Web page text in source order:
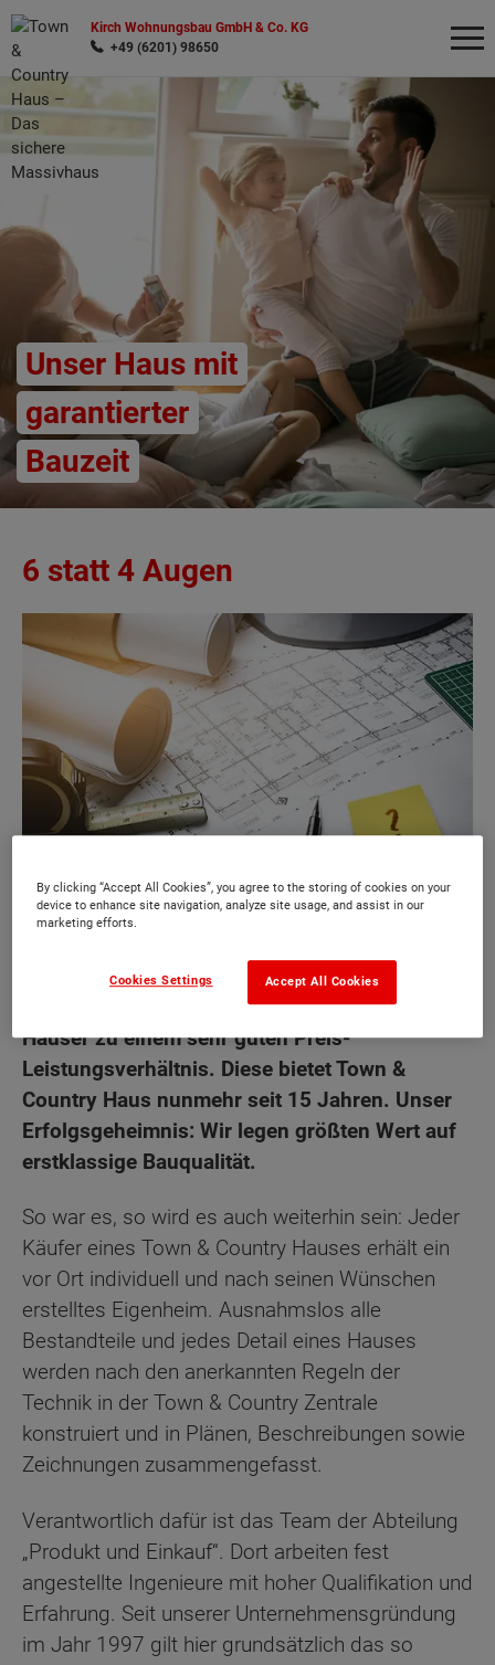
Kirch Wohnungsbau GmbH & Co. KG
+49 (6201) 98650
Unser Haus mit
garantierter
Bauzeit
6 statt 4 Augen
auf die Vermeidung von Baumängeln
Häuser zu einem sehr guten Preis-
Leistungsverhältnis. Diese bietet Town &
Country Haus nunmehr seit 15 Jahren. Unser
Erfolgsgeheimnis: Wir legen größten Wert auf
erstklassige Bauqualität.
So war es, so wird es auch weiterhin sein: Jeder
Käufer eines Town & Country Hauses erhält ein
vor Ort individuell und nach seinen Wünschen
erstelltes Eigenheim. Ausnahmslos alle
Bestandteile und jedes Detail eines Hauses
werden nach den anerkannten Regeln der
Technik in der Town & Country Zentrale
konstruiert und in Plänen, Beschreibungen sowie
Zeichnungen zusammengefasst.
Verantwortlich dafür ist das Team der Abteilung
„Produkt und Einkauf“. Dort arbeiten fest
angestellte Ingenieure mit hoher Qualifikation und
Erfahrung. Seit unserer Unternehmensgründung
im Jahr 1997 gilt hier grundsätzlich das so
Wonach möchten Sie suchen?
By clicking “Accept All Cookies”, you agree to the storing of cookies on your
device to enhance site navigation, analyze site usage, and assist in our
marketing efforts.
Accept All Cookies
Cookies Settings